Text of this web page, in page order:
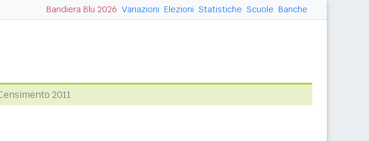
Bandiera Blu 2026 Variazioni Elezioni Statistiche Scuole Banche
2011